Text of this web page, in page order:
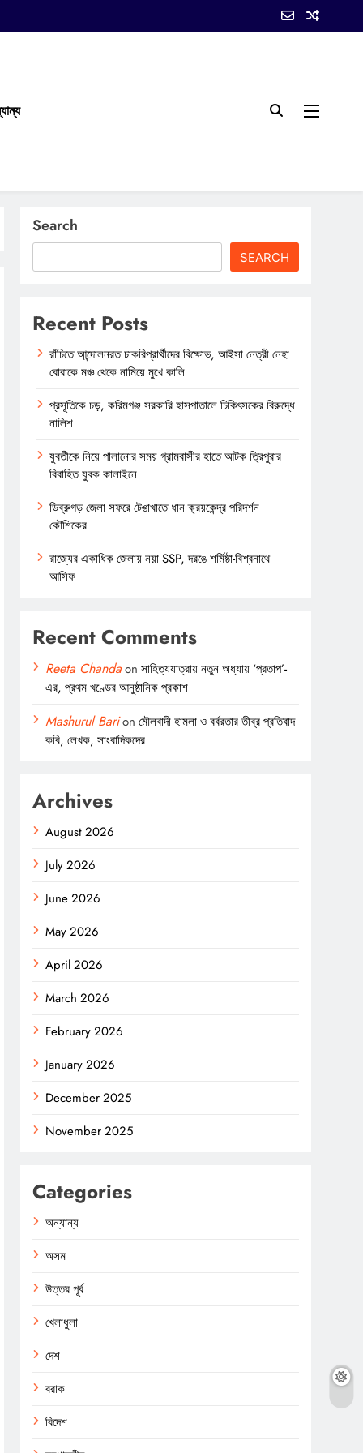
Search
SEARCH
Recent Posts
রাঁচিতে আন্দোলনরত চাকরিপ্রার্থীদের বিক্ষোভ, আইসা নেত্রী নেহা
বোরাকে মঞ্চ থেকে নামিয়ে মুখে কালি
প্রসূতিকে চড়, করিমগঞ্জ সরকারি হাসপাতালে চিকিৎসকের বিরুদ্ধে
নালিশ
যুবতীকে নিয়ে পালানোর সময় গ্রামবাসীর হাতে আটক ত্রিপুরার
বিবাহিত যুবক কালাইনে
ডিব্রুগড় জেলা সফরে টেঙাখাতে ধান ক্রয়কেন্দ্র পরিদর্শন
কৌশিকের
রাজ্যের একাধিক জেলায় নয়া SSP, দরঙে শর্মিষ্ঠা-বিশ্বনাথে
আসিফ
Recent Comments
Reeta Chandaonসাহিত্যযাত্রায় নতুন অধ্যায় ‘প্রতাপ’-
এর, প্রথম খণ্ডের আনুষ্ঠানিক প্রকাশ
Mashurul Barionমৌলবাদী হামলা ও বর্বরতার তীব্র প্রতিবাদ
কবি, লেখক, সাংবাদিকদের
Archives
August 2026
July 2026
June 2026
May 2026
April 2026
March 2026
February 2026
January 2026
December 2025
November 2025
Categories
অন্যান্য
অসম
উত্তর পূর্ব
খেলাধুলা
দেশ
বরাক
বিদেশ